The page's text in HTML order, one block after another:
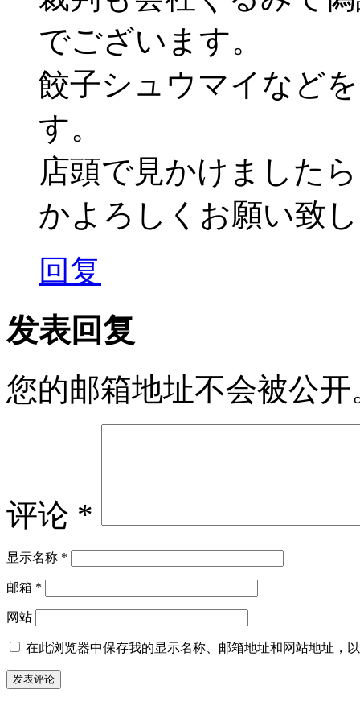
でございます。
餃子シュウマイなど
す。
店頭で見かけました
かよろしくお願い致
回复
发表回复
您的邮箱地址不会被公开
评论 *
显示名称 *
邮箱 *
网站
在此浏览器中保存我的显示名称、邮箱地址和网站地址，